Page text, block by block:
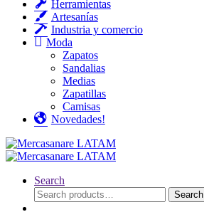
Herramientas
Artesanías
Industria y comercio
Moda
Zapatos
Sandalias
Medias
Zapatillas
Camisas
Novedades!
Search
Search
for:
Search